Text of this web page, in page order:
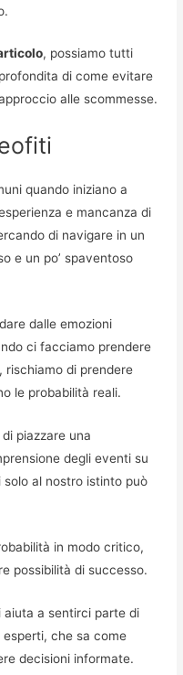
, possiamo tutti
di come evitare
alle scommesse.
quando iniziano a
e mancanza di
di navigare in un
e un po’ spaventoso
dalle emozioni
ci facciamo prendere
rischiamo di prendere
le probabilità reali.
di piazzare una
degli eventi su
al nostro istinto può
in modo critico,
possibilità di successo.
aiuta a sentirci parte di
esperti, che sa come
decisioni informate.